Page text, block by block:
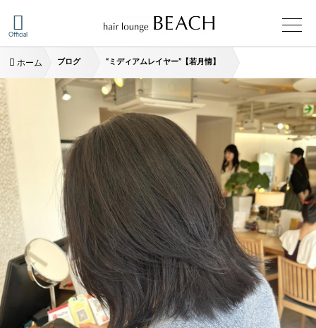
Official
ホーム ブログ “ミディアムレイヤー”【若月情】